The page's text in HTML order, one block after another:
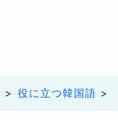
役に立つ韓国語